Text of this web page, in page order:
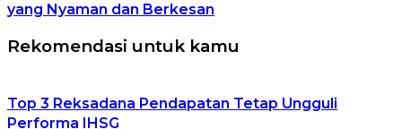
yang Nyaman dan Berkesan
Rekomendasi untuk kamu
Top 3 Reksadana Pendapatan Tetap Ungguli
Performa IHSG